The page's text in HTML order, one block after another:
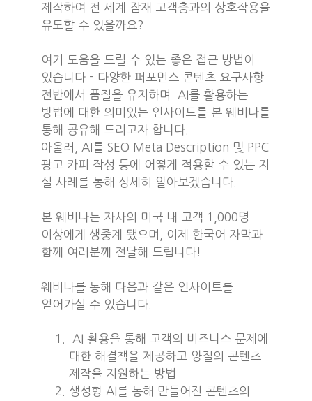
제작하여 전 세계 잠재 고객층과의 상호작용을
유도할 수 있을까요?
여기 도움을 드릴 수 있는 좋은 접근 방법이
있습니다 - 다양한 퍼포먼스 콘텐츠 요구사항
전반에서 품질을 유지하며 AI를 활용하는
방법에 대한 의미있는 인사이트를 본 웨비나를
통해 공유해 드리고자 합니다.
아울러, AI를 SEO Meta Description 및 PPC
광고 카피 작성 등에 어떻게 적용할 수 있는 지
실 사례를 통해 상세히 알아보겠습니다.
본 웨비나는 자사의 미국 내 고객 1,000명
이상에게 생중계 됐으며, 이제 한국어 자막과
함께 여러분께 전달해 드립니다!
웨비나를 통해 다음과 같은 인사이트를
얻어가실 수 있습니다.
AI 활용을 통해 고객의 비즈니스 문제에
대한 해결책을 제공하고 양질의 콘텐츠
제작을 지원하는 방법
생성형 AI를 통해 만들어진 콘텐츠의